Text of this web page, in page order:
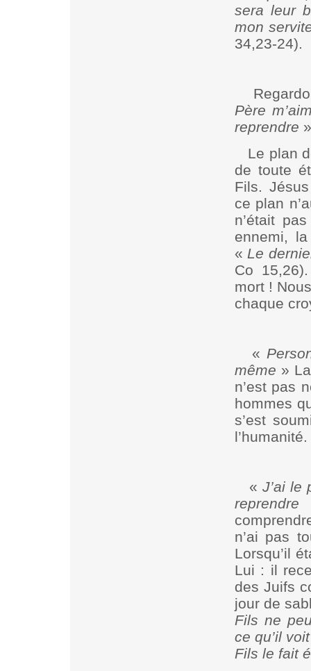
sera leur
mon
34,23-24).
Père
reprendre
Le plan
de toute
Fils.
ce plan
n’était
ennemi,
« Le
Co
mort !
chaque
«
même »
n’est pas
hommes
s’est
l’humanité.
«J’ai le
reprendre
n’ai pas
Lorsqu’il
Lui : il
des Juifs
jour de
Fils ne
ce qu’il
Fils le fait